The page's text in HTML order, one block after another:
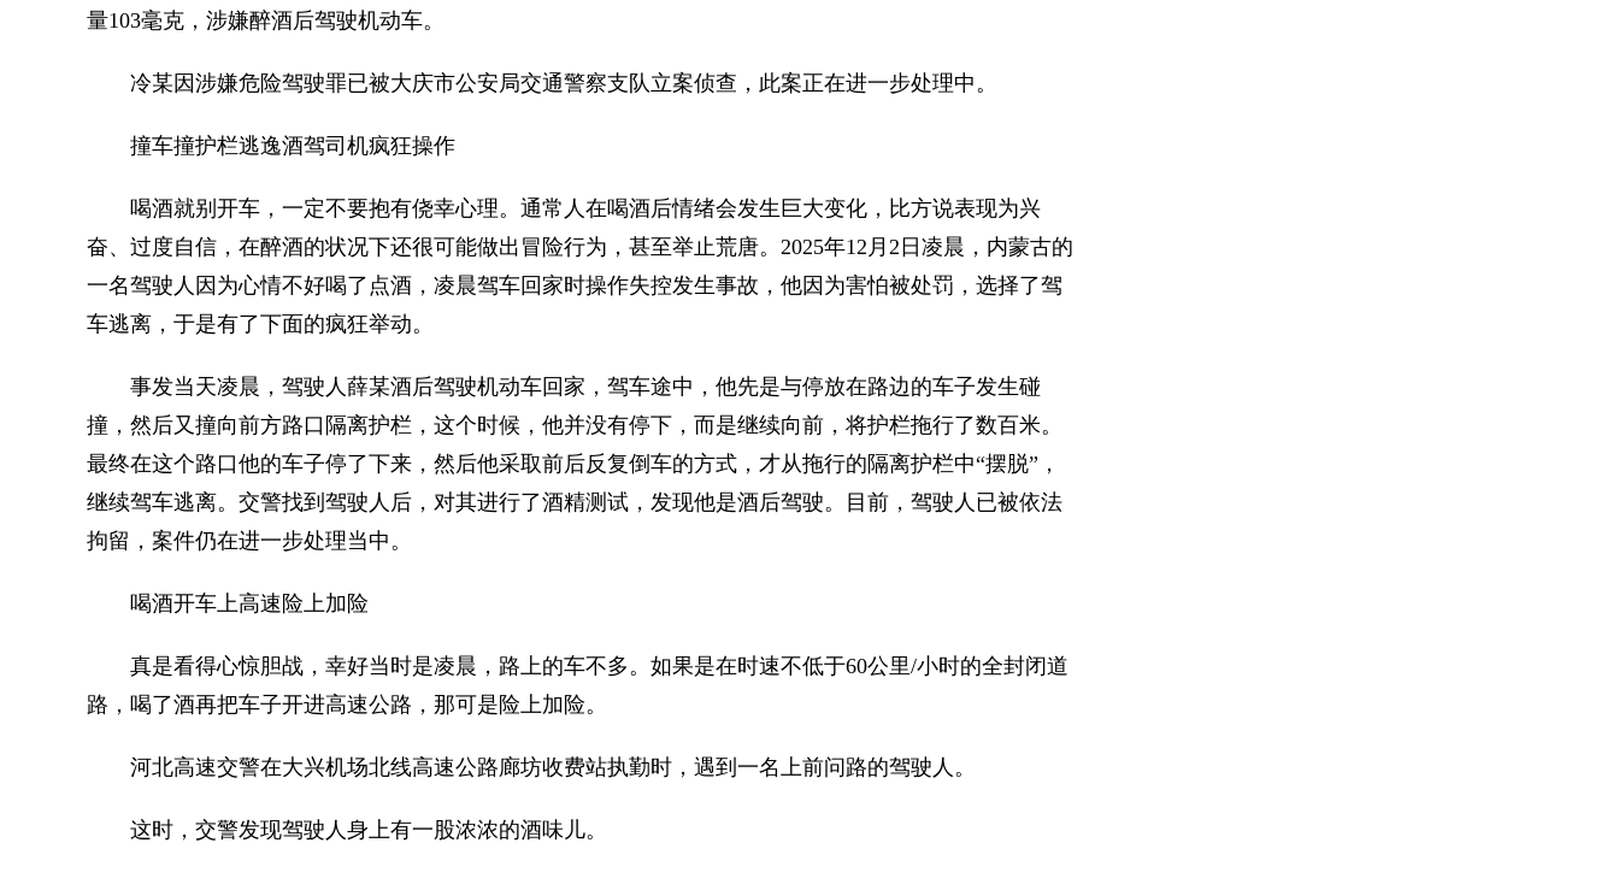
量103毫克，涉嫌醉酒后驾驶机动车。
冷某因涉嫌危险驾驶罪已被大庆市公安局交通警察支队立案侦查，此案正在进一步处理中。
撞车撞护栏逃逸酒驾司机疯狂操作
喝酒就别开车，一定不要抱有侥幸心理。通常人在喝酒后情绪会发生巨大变化，比方说表现为兴
奋、过度自信，在醉酒的状况下还很可能做出冒险行为，甚至举止荒唐。2025年12月2日凌晨，内蒙古的
一名驾驶人因为心情不好喝了点酒，凌晨驾车回家时操作失控发生事故，他因为害怕被处罚，选择了驾
车逃离，于是有了下面的疯狂举动。
事发当天凌晨，驾驶人薛某酒后驾驶机动车回家，驾车途中，他先是与停放在路边的车子发生碰
撞，然后又撞向前方路口隔离护栏，这个时候，他并没有停下，而是继续向前，将护栏拖行了数百米。
最终在这个路口他的车子停了下来，然后他采取前后反复倒车的方式，才从拖行的隔离护栏中“摆脱”，
继续驾车逃离。交警找到驾驶人后，对其进行了酒精测试，发现他是酒后驾驶。目前，驾驶人已被依法
拘留，案件仍在进一步处理当中。
喝酒开车上高速险上加险
真是看得心惊胆战，幸好当时是凌晨，路上的车不多。如果是在时速不低于60公里/小时的全封闭道
路，喝了酒再把车子开进高速公路，那可是险上加险。
河北高速交警在大兴机场北线高速公路廊坊收费站执勤时，遇到一名上前问路的驾驶人。
这时，交警发现驾驶人身上有一股浓浓的酒味儿。